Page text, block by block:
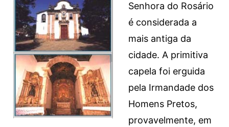
Senhora do Rosário
é considerada a
mais antiga da
cidade. A primitiva
capela foi erguida
pela Irmandade dos
Homens Pretos,
provavelmente, em